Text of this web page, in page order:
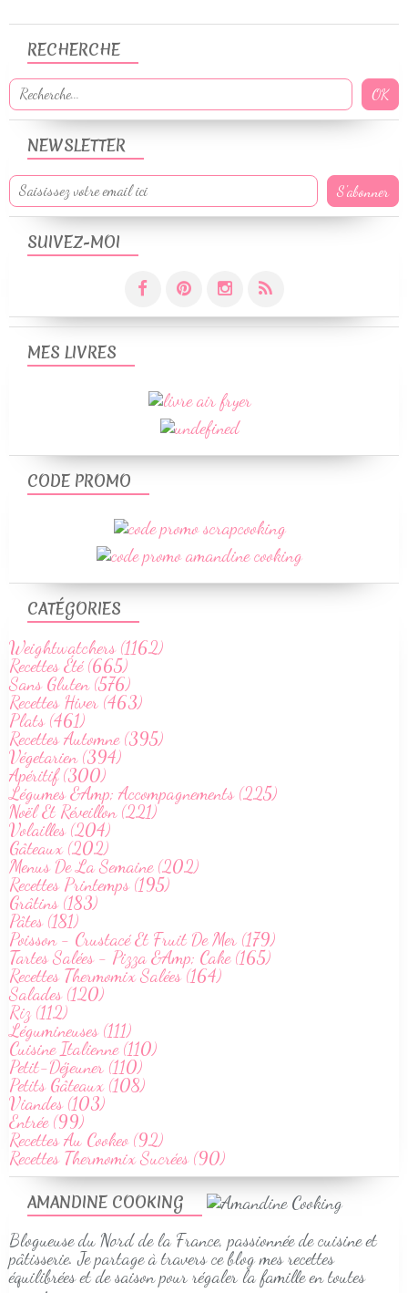
NEWSLETTER
SUIVEZ-MOI
RECHERCHE
AMANDINE COOKING
Blogueuse du Nord de la France, passionnée de cuisine et
pâtisserie. Je partage à travers ce blog mes recettes
équilibrées et de saison pour régaler la famille en toutes
CATÉGORIES
Weightwatchers (1162)
Recettes Été (665)
Sans Gluten (576)
Recettes Hiver (463)
Plats (461)
Recettes Automne (395)
Végetarien (394)
Apéritif (300)
Légumes &Amp; Accompagnements (225)
Noël Et Réveillon (221)
Volailles (204)
Gâteaux (202)
Menus De La Semaine (202)
Recettes Printemps (195)
Grâtins (183)
Pâtes (181)
Poisson - Crustacé Et Fruit De Mer (179)
Tartes Salées - Pizza &Amp; Cake (165)
Recettes Thermomix Salées (164)
Salades (120)
Riz (112)
Légumineuses (111)
Cuisine Italienne (110)
Petit-Déjeuner (110)
Petits Gâteaux (108)
Viandes (103)
Entrée (99)
Recettes Au Cookeo (92)
Recettes Thermomix Sucrées (90)
MES LIVRES
CODE PROMO